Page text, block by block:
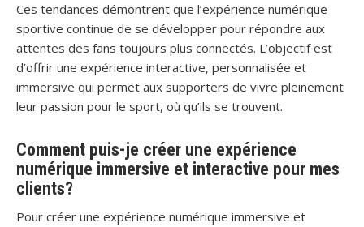
Ces tendances démontrent que l’expérience numérique
sportive continue de se développer pour répondre aux
attentes des fans toujours plus connectés. L’objectif est
d’offrir une expérience interactive, personnalisée et
immersive qui permet aux supporters de vivre pleinement
leur passion pour le sport, où qu’ils se trouvent.
Comment puis-je créer une expérience
numérique immersive et interactive pour mes
clients?
Pour créer une expérience numérique immersive et